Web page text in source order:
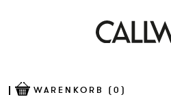
WARENKORB (0)